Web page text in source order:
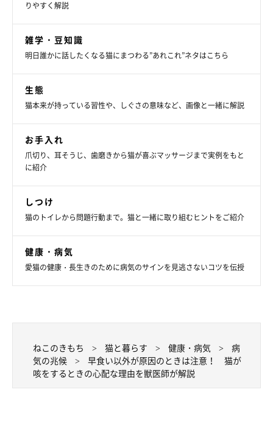
りやすく解説
雑学・豆知識
明日誰かに話したくなる猫にまつわる”あれこれ”ネタはこちら
生態
猫本来が持っている習性や、しぐさの意味など、画像と一緒に解説
お手入れ
爪切り、耳そうじ、歯磨きから猫が喜ぶマッサージまで実例をもと
に紹介
しつけ
猫のトイレから問題行動まで。猫と一緒に取り組むヒントをご紹介
健康・病気
愛猫の健康・長生きのために病気のサインを見逃さないコツを伝授
ねこのきもち 猫と暮らす 健康・病気
病
気の兆候
早食い以外が原因のときは注意！ 猫が
咳をするときの心配な理由を獣医師が解説